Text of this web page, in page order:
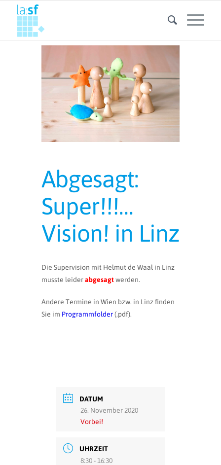
Abgesagt:
Super!!!…
Vision! in Linz
Die Supervision mit Helmut de Waal in Linz
musste leiderabgesagtwerden.
Andere Termine in Wien bzw. in Linz finden
Sie im Programmfolder(.pdf).
DATUM
26. November 2020
Vorbei!
UHRZEIT
8:30 - 16:30